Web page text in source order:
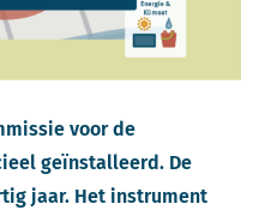
voor de
geïnstalleerd. De
jaar. Het instrument